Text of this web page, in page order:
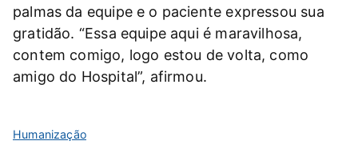
palmas da equipe e o paciente expressou sua
gratidão. “Essa equipe aqui é maravilhosa,
contem comigo, logo estou de volta, como
amigo do Hospital”, afirmou.
Humanização